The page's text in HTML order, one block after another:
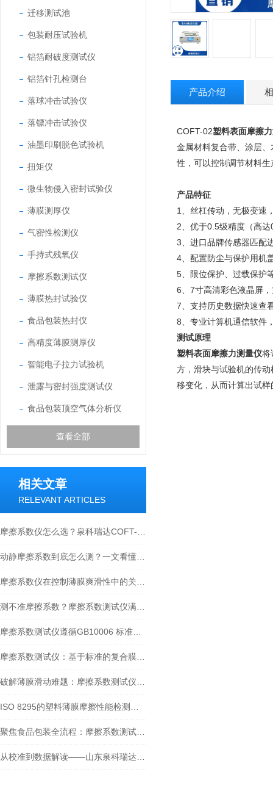
迁移测试池
包装耐压试验机
铝箔耐破度测试仪
铝箔针孔检测台
落球冲击试验仪
落镖冲击试验仪
油墨印刷脱色试验机
扭矩仪
微生物侵入密封试验仪
薄膜测厚仪
气密性检测仪
手持式残氧仪
摩擦系数测试仪
薄膜热封试验仪
食品包装热封仪
高精度薄膜测厚仪
智能电子拉力试验机
泄露与密封强度测试仪
食品包装顶空气体分析仪
查看全部
相关文章
RELEVANT ARTICLES
产品介绍
COFT-02塑料表面摩擦
金属材料复合带、涂层
性，可以控制调节材料
产品特征
1、丝杠传动，无极变速
2、优于0.5级精度（高
3、进口品牌传感器匹配
4、配置防尘与保护用机
5、限位保护、过载保护
6、7寸高清彩色液晶屏
7、支持历史数据快速查
8、专业计算机通信软件
测试原理
塑料表面摩擦力测量仪将
方，滑块与试验机的传
移变化，从而计算出试